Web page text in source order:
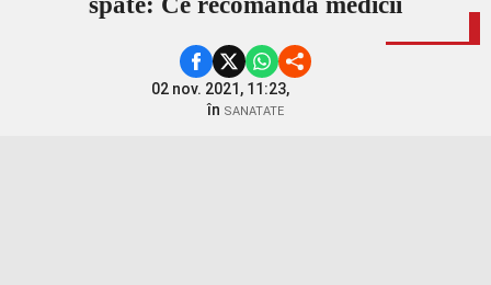
02 nov. 2021, 11:23,
în SANATATE